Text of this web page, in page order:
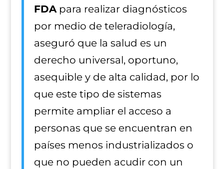
FDApara realizar diagnósticos
por medio de teleradiología,
aseguró que la salud es un
derecho universal, oportuno,
asequible y de alta calidad, por lo
que este tipo de sistemas
permite ampliar el acceso a
personas que se encuentran en
países menos industrializados o
que no pueden acudir con un